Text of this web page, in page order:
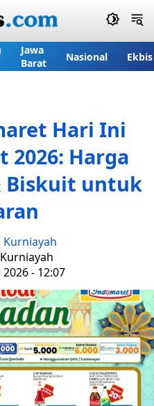
Jawa
Barat
Nasional Ekbis
Hari Ini
2026: Harga
Biskuit untuk
Kurniayah
- 12:07